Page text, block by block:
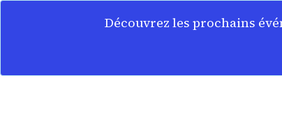
Découvrez les prochains